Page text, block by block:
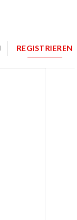
REGISTRIEREN